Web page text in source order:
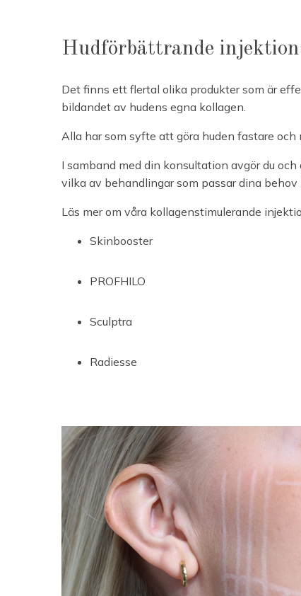
Hudförbättrande
Det finns ett flertal olika produkter som är
bildandet av hudens egna kollagen.
Alla har som syfte att göra huden fastare och
I samband med din konsultation avgör du
vilka av behandlingar som passar dina behov
Läs mer om våra kollagenstimulerande
Skinbooster
PROFHILO
Sculptra
Radiesse